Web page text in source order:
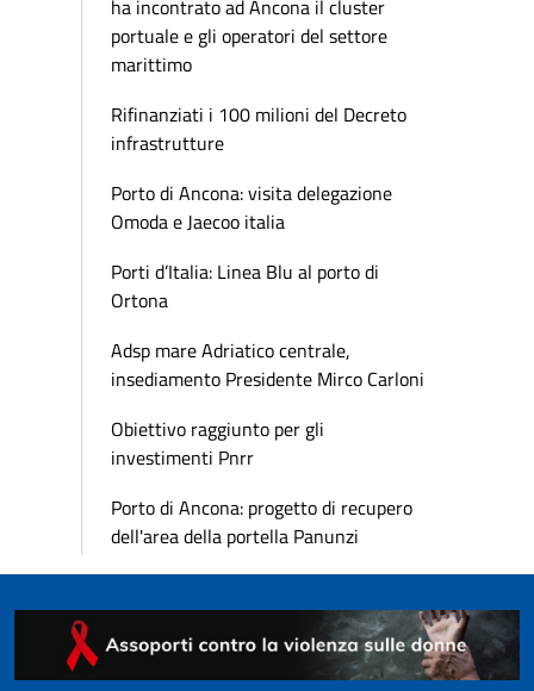
ha incontrato ad Ancona il cluster
portuale e gli operatori del settore
marittimo
Rifinanziati i 100 milioni del Decreto
infrastrutture
Porto di Ancona: visita delegazione
Omoda e Jaecoo italia
Porti d’Italia: Linea Blu al porto di
Ortona
Adsp mare Adriatico centrale,
insediamento Presidente Mirco Carloni
Obiettivo raggiunto per gli
investimenti Pnrr
Porto di Ancona: progetto di recupero
dell'area della portella Panunzi